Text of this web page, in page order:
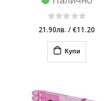
21.90лв. /€11.20
Купи